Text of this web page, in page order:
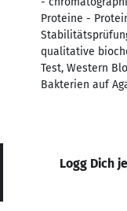
Proteine -
qualitative
Test, Western
Bakterien auf
Logg Dich